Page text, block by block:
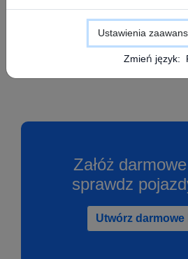
Skonfiguruj swoje
instrukcją producenta
wartości APN, Serwer
Załóż
sprawdz
Utwórz darmowe
Ustawienia
Zmień język: